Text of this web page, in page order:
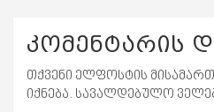
კომენტარის
თქვენი ელფოსტის
იქნება. სავალდებულო